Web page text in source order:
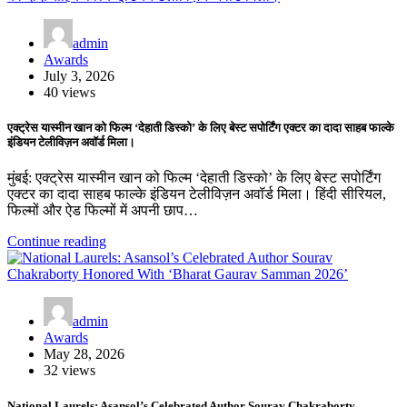
admin
Awards
July 3, 2026
40 views
एक्ट्रेस यास्मीन खान को फिल्म ‘देहाती डिस्को’ के लिए बेस्ट सपोर्टिंग एक्टर का दादा साहब फाल्के
इंडियन टेलीविज़न अवॉर्ड मिला।
मुंबई: एक्ट्रेस यास्मीन खान को फिल्म ‘देहाती डिस्को’ के लिए बेस्ट सपोर्टिंग
एक्टर का दादा साहब फाल्के इंडियन टेलीविज़न अवॉर्ड मिला। हिंदी सीरियल,
फिल्मों और ऐड फिल्मों में अपनी छाप…
Continue reading
admin
Awards
May 28, 2026
32 views